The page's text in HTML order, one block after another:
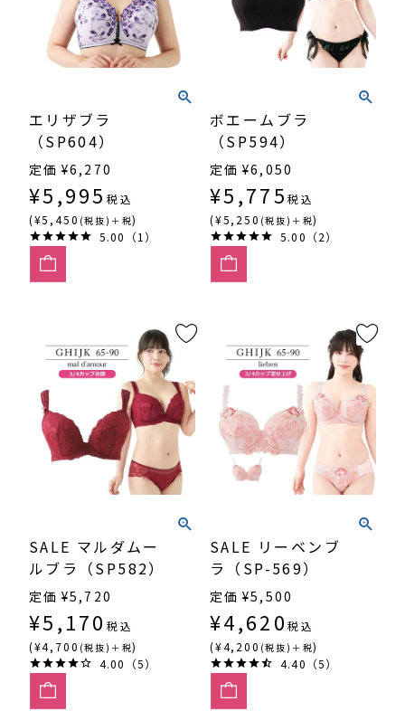
エリザブラ
（SP604）
定価 ¥6,270
¥5,995 税込
(¥5,450 (税抜)＋税)
5.00（1）
ボエームブラ
（SP594）
定価 ¥6,050
¥5,775 税込
(¥5,250 (税抜)＋税)
5.00（2）
SALE マルダムー
ルブラ（SP582）
定価 ¥5,720
¥5,170 税込
(¥4,700 (税抜)＋税)
4.00（5）
SALE リーベンブ
ラ（SP-569）
定価 ¥5,500
¥4,620 税込
(¥4,200 (税抜)＋税)
4.40（5）